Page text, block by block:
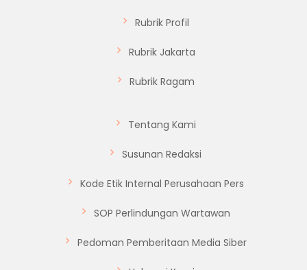
Rubrik Profil
Rubrik Jakarta
Rubrik Ragam
Tentang Kami
Susunan Redaksi
Kode Etik Internal Perusahaan Pers
SOP Perlindungan Wartawan
Pedoman Pemberitaan Media Siber